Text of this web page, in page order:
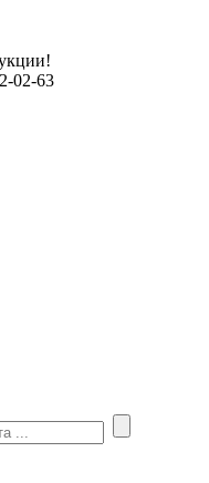
02-63